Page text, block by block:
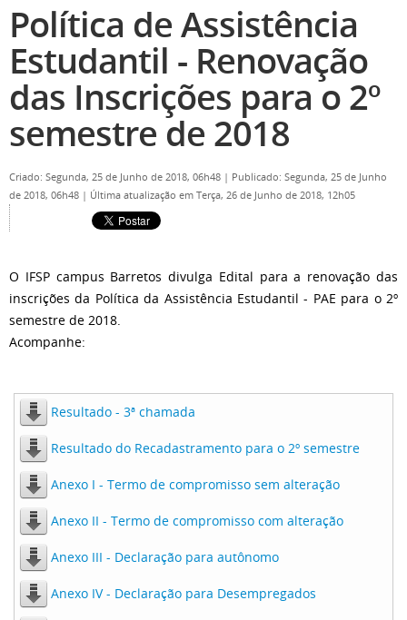
Política de Assistência
Estudantil - Renovação
das Inscrições para o 2º
semestre de 2018
Criado: Segunda, 25 de Junho de 2018, 06h48 | Publicado: Segunda, 25 de Junho
de 2018, 06h48 | Última atualização em Terça, 26 de Junho de 2018, 12h05
O IFSP campus Barretos divulga Edital para a renovação das
inscrições da Política da Assistência Estudantil - PAE para o 2º
semestre de 2018.
Acompanhe:
Resultado - 3ª chamada
Resultado do Recadastramento para o 2º semestre
Anexo I - Termo de compromisso sem alteração
Anexo II - Termo de compromisso com alteração
Anexo III - Declaração para autônomo
Anexo IV - Declaração para Desempregados